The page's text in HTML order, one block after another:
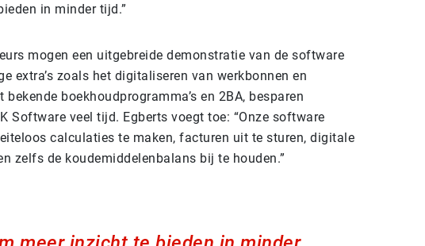
in minder tijd.”
mogen een uitgebreide demonstratie van de software
extra’s zoals het digitaliseren van werkbonnen en
boekhoudprogramma’s en 2BA, besparen
Software veel tijd. Egberts voegt toe: “Onze software
calculaties te maken, facturen uit te sturen, digitale
zelfs de koudemiddelenbalans bij te houden.”